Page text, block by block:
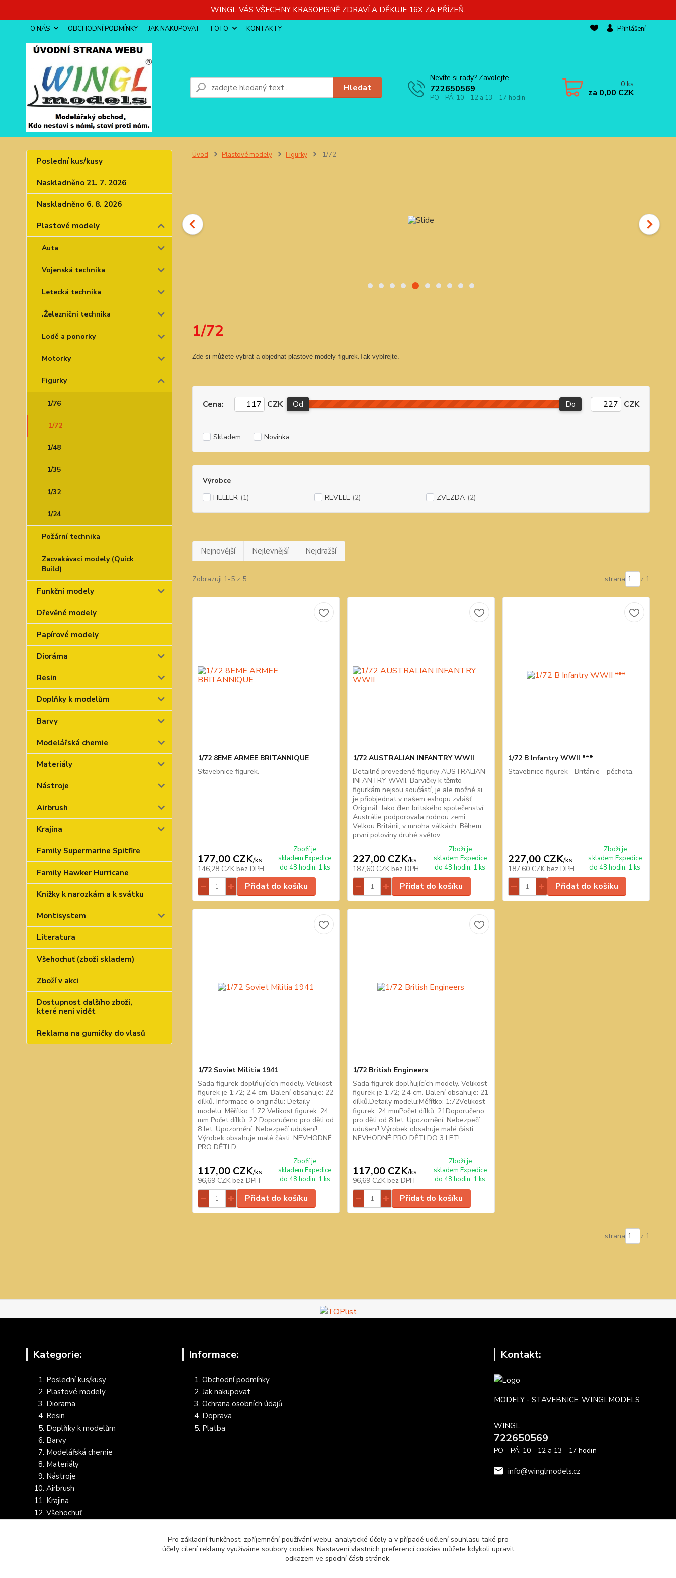
WINGL VÁS VŠECHNY KRASOPISNĚ ZDRAVÍ A DĚKUJE 16X ZA PŘÍZEŇ.
O NÁS OBCHODNÍ PODMÍNKY JAK NAKUPOVAT FOTO KONTAKTY Přihlášení
Hledat
Nevíte si rady? Zavolejte.
722650569
PO - PÁ: 10 - 12 a 13 - 17 hodin
0 ks
za 0,00 CZK
Poslední kus/kusy
Naskladněno 21. 7. 2026
Naskladněno 6. 8. 2026
Plastové modely
Auta
Vojenská technika
Letecká technika
.Železniční technika
Lodě a ponorky
Motorky
Figurky
1/76
1/72
1/48
1/35
1/32
1/24
Požární technika
Zacvakávací modely (Quick
Build)
Funkční modely
Dřevěné modely
Papírové modely
Dioráma
Resin
Doplňky k modelům
Barvy
Modelářská chemie
Materiály
Nástroje
Airbrush
Krajina
Family Supermarine Spitfire
Family Hawker Hurricane
Knížky k narozkám a k svátku
Montisystem
Literatura
Všehochuť (zboží skladem)
Zboží v akci
Dostupnost dalšího zboží,
které není vidět
Reklama na gumičky do vlasů
Úvod Plastové modely Figurky 1/72
1/72
Zde si můžete vybrat a objednat plastové modely figurek.Tak vybírejte.
Cena: CZK Od Do CZK
Skladem Novinka
Výrobce
HELLER (1) REVELL (2) ZVEZDA (2)
Nejnovější Nejlevnější Nejdražší
Zobrazuji 1-5 z 5 strana z 1
1/72 8EME ARMEE BRITANNIQUE
Stavebnice figurek.
177,00 CZK/ks
146,28 CZK bez DPH
Zboží je
skladem.Expedice
do 48 hodin. 1 ks
Přidat do košíku
1/72 AUSTRALIAN INFANTRY WWII
Detailně provedené figurky AUSTRALIAN
INFANTRY WWII. Barvičky k těmto
figurkám nejsou součástí, je ale možné si
je přiobjednat v našem eshopu zvlášť.
Originál: Jako člen britského společenství,
Austrálie podporovala rodnou zemi,
Velkou Británii, v mnoha válkách. Během
první poloviny druhé světov...
227,00 CZK/ks
187,60 CZK bez DPH
Zboží je
skladem.Expedice
do 48 hodin. 1 ks
Přidat do košíku
1/72 B Infantry WWII ***
Stavebnice figurek - Británie - pěchota.
227,00 CZK/ks
187,60 CZK bez DPH
Zboží je
skladem.Expedice
do 48 hodin. 1 ks
Přidat do košíku
1/72 Soviet Militia 1941
Sada figurek doplňujících modely. Velikost
figurek je 1:72; 2,4 cm. Balení obsahuje: 22
dílků. Informace o originálu: Detaily
modelu: Měřítko: 1:72 Velikost figurek: 24
mm Počet dílků: 22 Doporučeno pro děti od
8 let. Upozornění: Nebezpečí udušení!
Výrobek obsahuje malé části. NEVHODNÉ
PRO DĚTI D...
117,00 CZK/ks
96,69 CZK bez DPH
Zboží je
skladem.Expedice
do 48 hodin. 1 ks
Přidat do košíku
1/72 British Engineers
Sada figurek doplňujících modely. Velikost
figurek je 1:72; 2,4 cm. Balení obsahuje: 21
dílků.Detaily modelu:Měřítko: 1:72Velikost
figurek: 24 mmPočet dílků: 21Doporučeno
pro děti od 8 let. Upozornění: Nebezpečí
udušení! Výrobek obsahuje malé části.
NEVHODNÉ PRO DĚTI DO 3 LET!
117,00 CZK/ks
96,69 CZK bez DPH
Zboží je
skladem.Expedice
do 48 hodin. 1 ks
Přidat do košíku
strana z 1
Kategorie:
Poslední kus/kusy
Plastové modely
Diorama
Resin
Doplňky k modelům
Barvy
Modelářská chemie
Materiály
Nástroje
Airbrush
Krajina
Všehochuť
Informace:
Obchodní podmínky
Jak nakupovat
Ochrana osobních údajů
Doprava
Platba
Kontakt:
MODELY - STAVEBNICE, WINGLMODELS
WINGL
722650569
PO - PÁ: 10 - 12 a 13 - 17 hodin
info@winglmodels.cz
Pro základní funkčnost, zpříjemnění používání webu, analytické účely a v případě udělení souhlasu také pro
účely cílení reklamy využíváme soubory cookies. Nastavení vlastních preferencí cookies můžete kdykoli upravit
odkazem ve spodní části stránek.